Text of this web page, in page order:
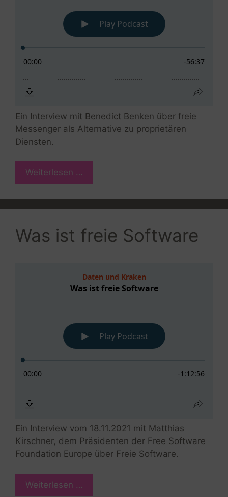
Ein Interview mit Benedict Benken über freie
Messenger als Alternative zu proprietären
Diensten.
Weiterlesen …
Was ist freie Software
Ein Interview vom 18.11.2021 mit Matthias
Kirschner, dem Präsidenten der Free Software
Foundation Europe über Freie Software.
Weiterlesen …